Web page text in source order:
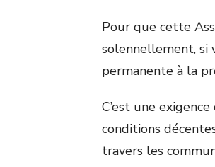
Pour que cette
solennellement, si
permanente à la
C’est une
conditions
travers les